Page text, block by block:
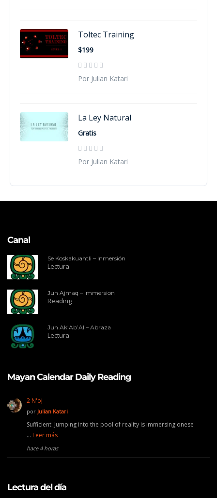
Toltec Training
$199
Por Julian Katari
La Ley Natural
Gratis
Por Julian Katari
Canal
Se Koskakuahtli – Inmersión
Lectura
Jun Ajmaq – Immersion
Reading
Jun Ak’Ab’Al – Abraza
Lectura
Mayan Calendar Daily Reading
2 N'oj
por Julian Katari
Sufficient. Jumping into the pool of reality is immersing onese
… Leer más
hace 4 horas
Lectura del día